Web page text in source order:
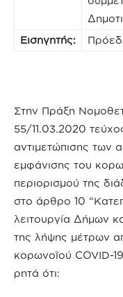
Εισηγητής:
Στην Πράξη
55/11.03.2020
αντιμετώπισης των
εμφάνισης του
περιορισμού της
στο άρθρο 10
λειτουργία Δήμων
της λήψης μέτρων
κορωνοϊού COVID-
ρητά ότι: